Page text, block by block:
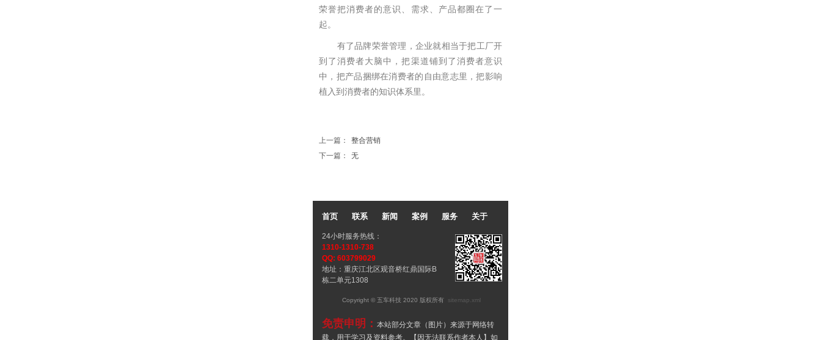
荣誉把消费者的意识、需求、产品都圈在了一
起。
有了品牌荣誉管理，企业就相当于把工厂开
到了消费者大脑中，把渠道铺到了消费者意识
中，把产品捆绑在消费者的自由意志里，把影响
植入到消费者的知识体系里。
上一篇：
整合营销
下一篇：
无
Copyright © 五车科技 2020 版权所有 sitemap.xml
24小时服务热线：
1310-1310-738
QQ: 603799029
地址：重庆江北区观音桥红鼎国际B
栋二单元1308
首页 联系 新闻 案例 服务 关于
免责申明： 本站部分文章（图片）来源于网络转
载，用于学习及资料参考。【因无法联系作者本人】如